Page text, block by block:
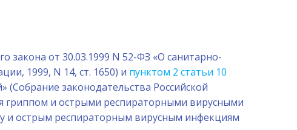
закона от 30.03.1999 N 52-ФЗ «О санитарно-
1999, N 14, ст. 1650) и пунктом 2 статьи 10
законодательства Российской
гриппом и острыми респираторными вирусными
и острым респираторным вирусным инфекциям